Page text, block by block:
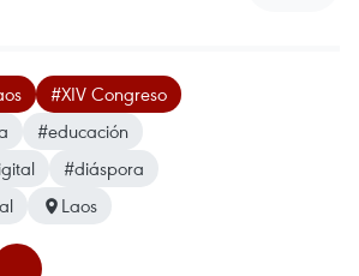
#XIV Congreso
#educación
#diáspora
Laos